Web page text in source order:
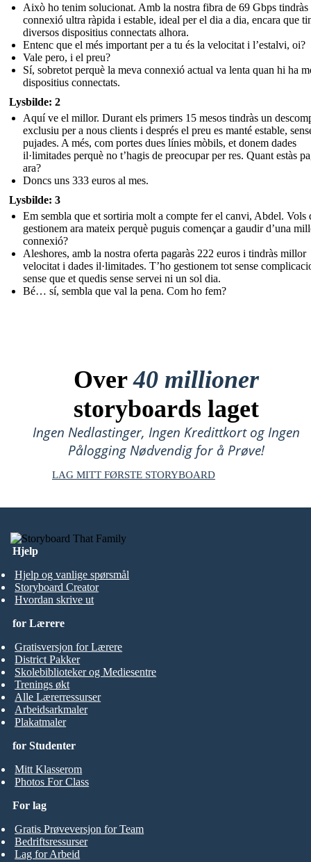
Això ho tenim solucionat. Amb la nostra fibra de 69 Gbps tindràs
connexió ultra ràpida i estable, ideal per el dia a dia, encara que
diversos dispositius connectats alhora.
Entenc que el més important per a tu és la velocitat i l’estalvi, oi?
Vale pero, i el preu?
Sí, sobretot perquè la meva connexió actual va lenta quan hi ha
dispositius connectats.
Lysbilde: 2
Aquí ve el millor. Durant els primers 15 mesos tindràs un
exclusiu per a nous clients i després el preu es manté estable,
pujades. A més, com portes dues línies mòbils, et donem dades
il·limitades perquè no t’hagis de preocupar per res. Quant estàs
ara?
Doncs uns 333 euros al mes.
Lysbilde: 3
Em sembla que et sortiria molt a compte fer el canvi, Abdel. Vols
gestionem ara mateix perquè puguis començar a gaudir d’una
connexió?
Aleshores, amb la nostra oferta pagaràs 222 euros i tindràs millor
velocitat i dades il·limitades. T’ho gestionem tot sense
sense que et quedis sense servei ni un sol dia.
Bé… sí, sembla que val la pena. Com ho fem?
Over40 millioner
storyboards laget
Ingen Nedlastinger, Ingen Kredittkort og Ingen
Pålogging Nødvendig for å Prøve!
LAG MITT FØRSTE STORYBOARD
Hjelp
Hjelp og vanlige spørsmål
Storyboard Creator
Hvordan skrive ut
for Studenter
Mitt Klasserom
Photos For Class
for Lærere
Gratisversjon for Lærere
District Pakker
Skolebiblioteker og Mediesentre
Trenings økt
Alle Lærerressurser
Arbeidsarkmaler
Plakatmaler
For lag
Gratis Prøveversjon for Team
Bedriftsressurser
Lag for Arbeid